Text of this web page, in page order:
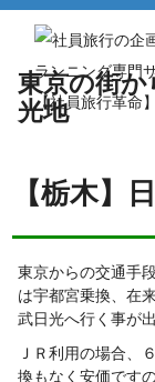
東京の街から気楽に行け
東京の街
光地
【栃木】
東京からの交通手
は宇都宮乗換、在
武日光へ行く事が
ＪＲ利用の場合、
換もなく安価です